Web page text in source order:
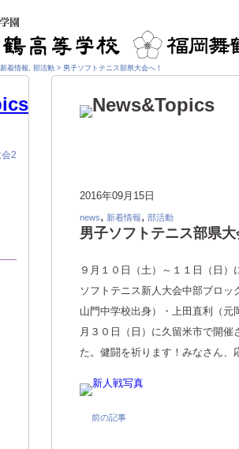
新着情報, 部活動 > 男子ソフトテニス部県大会へ！
2
2016年09月15日
news, 新着情報, 部活動
男子ソフトテニス部県
９月１０日（土）～１１日（日
ソフトテニス新人大会中部ブロ
山門中学校出身）・上田直利（
月３０日（日）に久留米市で開
た。健闘を祈ります！みなさん、
前の記事